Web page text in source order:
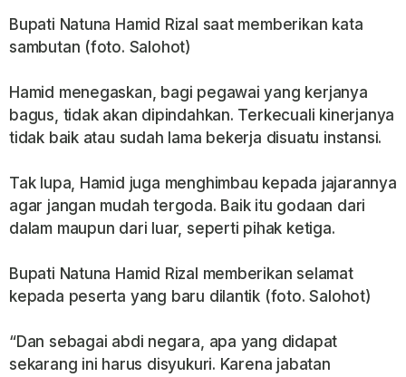
Bupati Natuna Hamid Rizal saat memberikan kata
sambutan (foto. Salohot)
Hamid menegaskan, bagi pegawai yang kerjanya
bagus, tidak akan dipindahkan. Terkecuali kinerjanya
tidak baik atau sudah lama bekerja disuatu instansi.
Tak lupa, Hamid juga menghimbau kepada jajarannya
agar jangan mudah tergoda. Baik itu godaan dari
dalam maupun dari luar, seperti pihak ketiga.
Bupati Natuna Hamid Rizal memberikan selamat
kepada peserta yang baru dilantik (foto. Salohot)
“Dan sebagai abdi negara, apa yang didapat
sekarang ini harus disyukuri. Karena jabatan